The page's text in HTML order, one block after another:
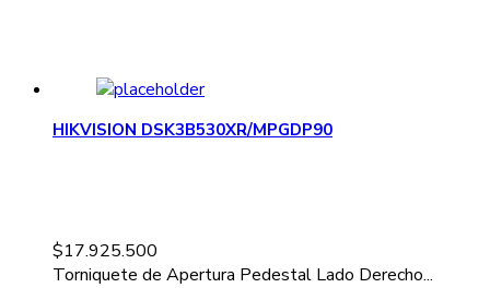
HIKVISION DSK3B530XR/MPGDP90
$17.925.500
Torniquete de Apertura Pedestal Lado Derecho...